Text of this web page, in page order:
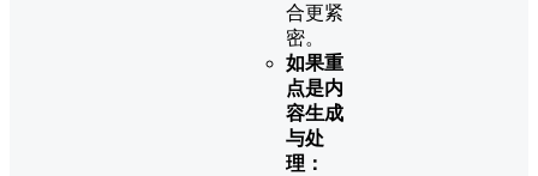
合更紧
密。
如果重
点是内
容生成
与处
理：